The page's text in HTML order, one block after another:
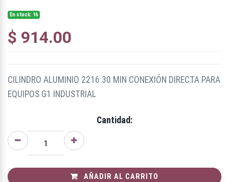
En stock: 16
$ 914.00
CILINDRO ALUMINIO 2216 30 MIN CONEXIÓN DIRECTA PARA
EQUIPOS G1 INDUSTRIAL
Cantidad:
AÑADIR AL CARRITO